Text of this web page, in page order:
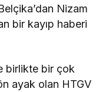
Nizam
bir kayıp haberi
birlikte bir çok
ayak olan HTGV